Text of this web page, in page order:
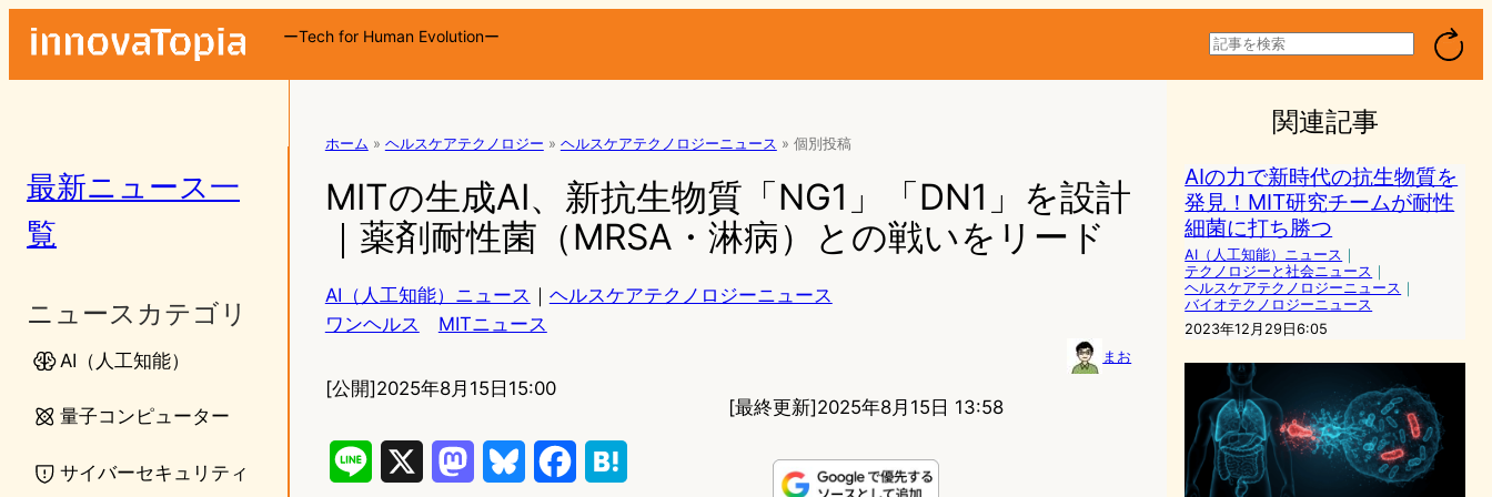
ーTech for Human Evolutionー
検
索
最新ニュース一
覧
ニュースカテゴリ
AI（人工知能）
量子コンピューター
サイバーセキュリティ
ホーム » ヘルスケアテクノロジー » ヘルスケアテクノロジーニュース » 個別投稿
MITの生成AI、新抗生物質「NG1」「DN1」を設計
｜薬剤耐性菌（MRSA・淋病）との戦いをリード
AI（人工知能）ニュース ｜ ヘルスケアテクノロジーニュース
ワンヘルス
MITニュース
まお
[公開]2025年8月15日15:00
[最終更新]2025年8月15日 13:58
関連記事
AIの力で新時代の抗生物質を
発見！MIT研究チームが耐性
細菌に打ち勝つ
AI（人工知能）ニュース ｜
テクノロジーと社会ニュース ｜
ヘルスケアテクノロジーニュース ｜
バイオテクノロジーニュース
2023年12月29日6:05